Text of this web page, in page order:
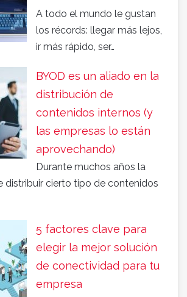
A todo el mundo le gustan
los récords: llegar más lejos,
ir más rápido, ser…
BYOD es un aliado en la
distribución de
contenidos internos (y
las empresas lo están
aprovechando)
Durante muchos años la
distribuir cierto tipo de contenidos
5 factores clave para
elegir la mejor solución
de conectividad para tu
empresa